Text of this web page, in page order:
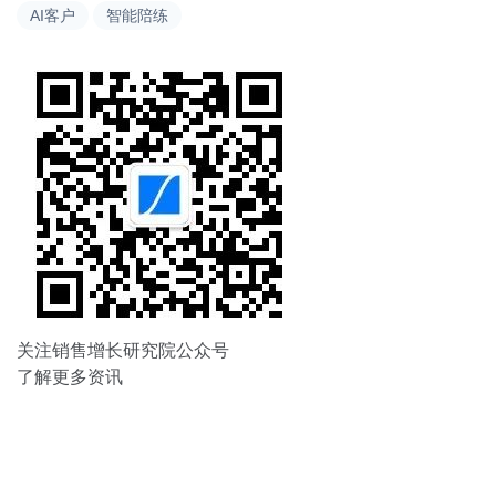
AI客户 智能陪练
导
航
关注销售增长研究院公众号
了解更多资讯